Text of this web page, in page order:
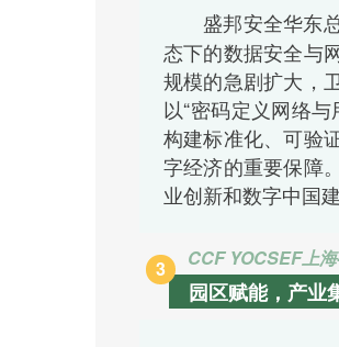
盛邦安全华东
态下的数据安全与
规模的急剧扩大，
以“密码定义网络
构建标准化、可验
字经济的重要保障
业创新和数字中国
3 CCF YOCSEF上
园区赋能，产业